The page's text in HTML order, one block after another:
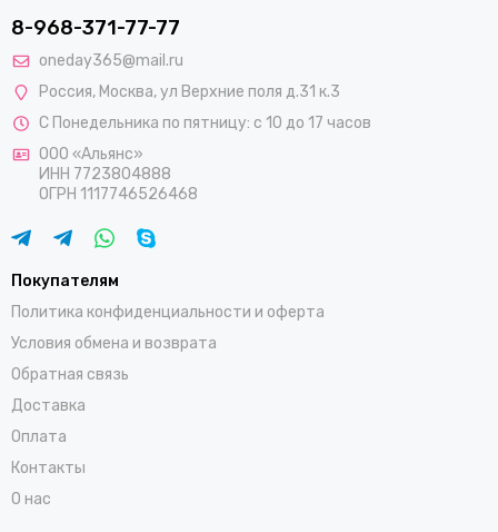
8-968-371-77-77
oneday365@mail.ru
Россия, Москва,ул Верхние поля д.31 к.3
С Понедельника по пятницу: с 10 до 17 часов
ООО «Альянс»
ИНН 7723804888
ОГРН 1117746526468
Покупателям
Политика конфиденциальности и оферта
Условия обмена и возврата
Обратная связь
Доставка
Оплата
Контакты
О нас